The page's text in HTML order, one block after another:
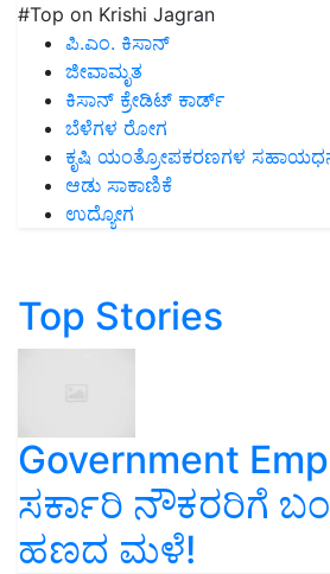
#Top on Krishi Jagran
ಪಿ.ಎಂ. ಕಿಸಾನ್
ಜೀವಾಮೃತ
ಕಿಸಾನ್ ಕ್ರೇಡಿಟ್ ಕಾರ್ಡ್
ಬೆಳೆಗಳ ರೋಗ
ಕೃಷಿ ಯಂತ್ರೋಪಕರಣಗಳ
ಆಡು ಸಾಕಾಣಿಕೆ
ಉದ್ಯೋಗ
Top Stories
Government
ಸರ್ಕಾರಿ ನೌಕರರಿಗೆ
ಹಣದ ಮಳೆ!